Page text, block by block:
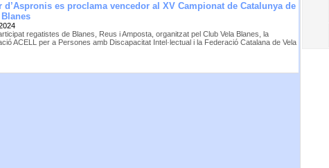
d’Aspronis es proclama vencedor al XV Campionat de Catalunya de
regatistes de Blanes, Reus i Amposta, organitzat pel Club Vela Blanes, la
ACELL per a Persones amb Discapacitat Intel·lectual i la Federació Catalana de Vela